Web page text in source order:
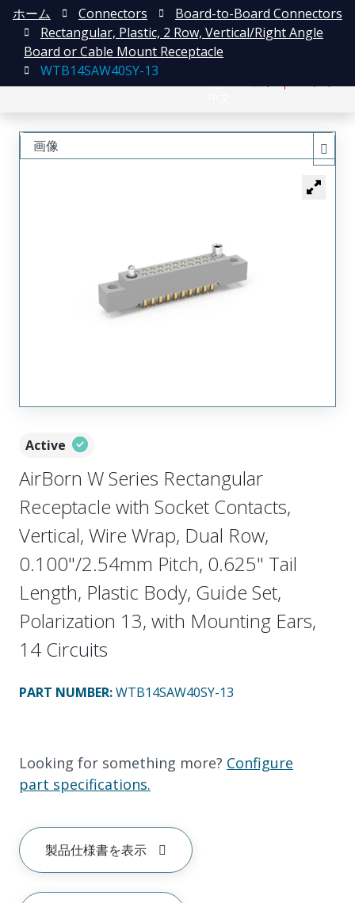
ホーム Connectors
Board-to-Board Connectors
Rectangular, Plastic, 2 Row, Vertical/Right Angle
Board or Cable Mount Receptacle
WTB14SAW40SY-13
Active
AirBorn W Series Rectangular
Receptacle with Socket Contacts,
Vertical, Wire Wrap, Dual Row,
0.100"/2.54mm Pitch, 0.625" Tail
Length, Plastic Body, Guide Set,
Polarization 13, with Mounting Ears,
14 Circuits
PART NUMBER:WTB14SAW40SY-13
Looking for something more? Configure
part specifications.
製品仕様書を表示
画像